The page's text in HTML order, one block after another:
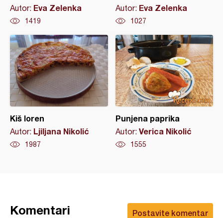
Autor: Eva Zelenka
1419
Autor: Eva Zelenka
1027
Kiš loren
Autor: Ljiljana Nikolić
1987
Punjena paprika
Autor: Verica Nikolić
1555
Postavite komentar
Komentari